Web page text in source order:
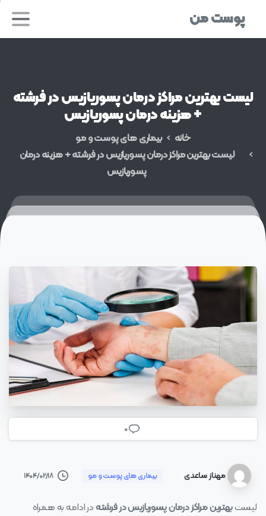
پوست من
لیستبهترینمراکزدرمانپسوریازیسدرفرشته
+هزینهدرمانپسوریازیس
خانه
بیماری های پوست و مو
لیست بهترین مراکز درمان پسوریازیس در فرشته + هزینه درمان
پسوریازیس
0
مهناز ساعدی بیماری های پوست و مو ۱۴۰۴/۰۲/۱۸
لیستبهترین مراکز درمان پسوریازیس در فرشتهدر ادامه به همراه